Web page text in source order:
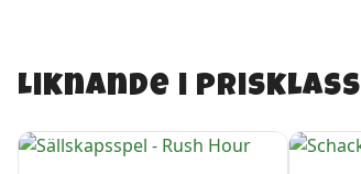
Liknande i prisklass